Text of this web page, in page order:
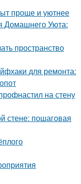
проще и уютнее
Домашнего Уюта:
пространство
для ремонта:
на стену
стене: пошаговая